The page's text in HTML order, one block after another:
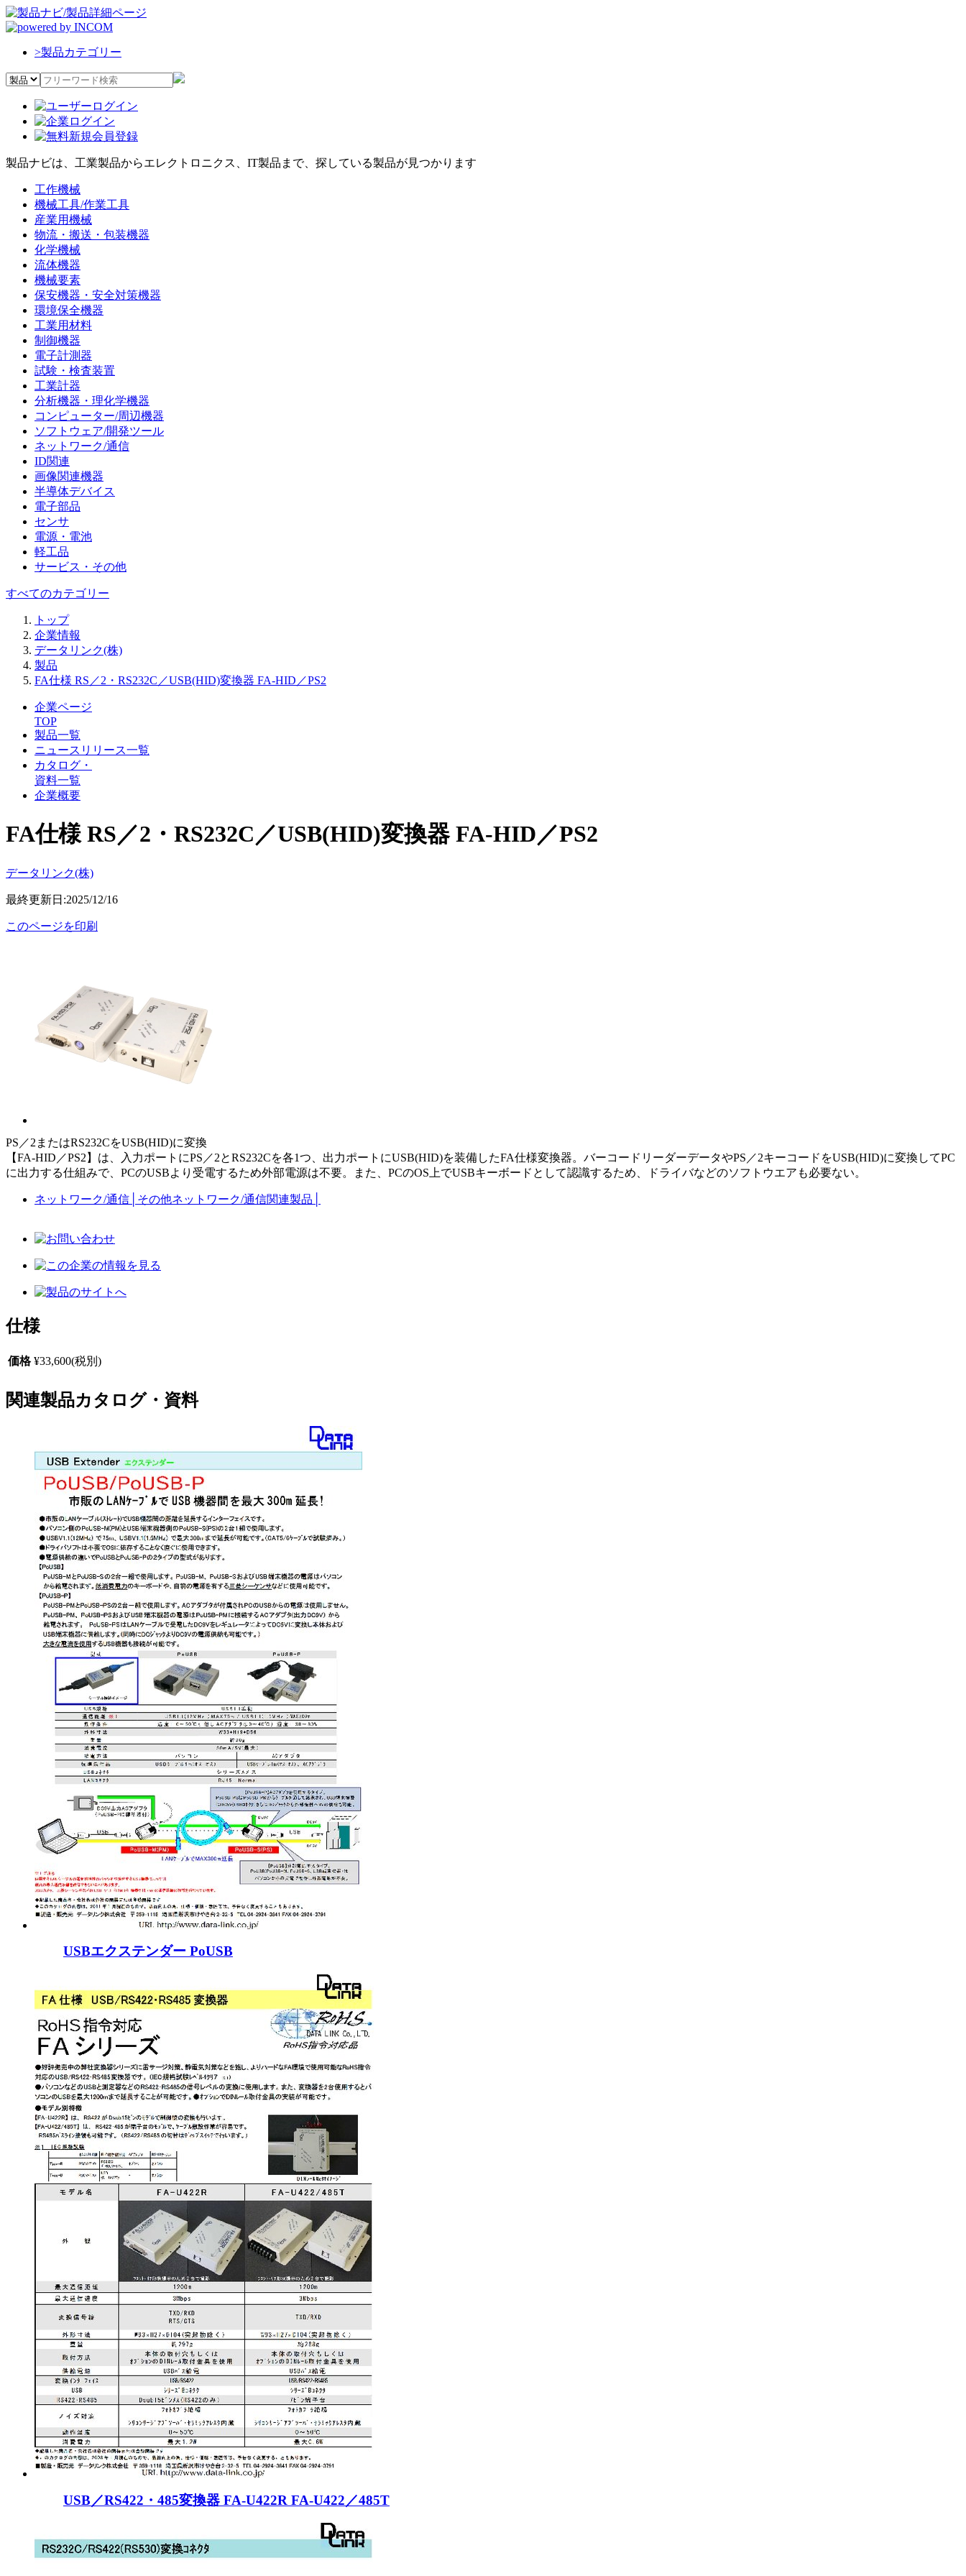
>製品カテゴリー
製品ナビは、工業製品からエレクトロニクス、IT製品まで、探している製品が見つかります
工作機械
機械工具/作業工具
産業用機械
物流・搬送・包装機器
化学機械
流体機器
機械要素
保安機器・安全対策機器
環境保全機器
工業用材料
制御機器
電子計測器
試験・検査装置
工業計器
分析機器・理化学機器
コンピューター/周辺機器
ソフトウェア/開発ツール
ネットワーク/通信
ID関連
画像関連機器
半導体デバイス
電子部品
センサ
電源・電池
軽工品
サービス・その他
すべてのカテゴリー
トップ
企業情報
データリンク(株)
製品
FA仕様 RS／2・RS232C／USB(HID)変換器 FA-HID／PS2
企業ページ
TOP
製品一覧
ニュースリリース一覧
カタログ・
資料一覧
企業概要
FA仕様 RS／2・RS232C／USB(HID)変換器 FA-HID／PS2
データリンク(株)
最終更新日:2025/12/16
このページを印刷
PS／2またはRS232CをUSB(HID)に変換
【FA-HID／PS2】は、入力ポートにPS／2とRS232Cを各1つ、出力ポートにUSB(HID)を装備したFA仕様変換器。バーコードリーダーデータやPS／2キーコードをUSB(HID)に変換してPC
に出力する仕組みで、PCのUSBより受電するため外部電源は不要。また、PCのOS上でUSBキーボードとして認識するため、ドライバなどのソフトウエアも必要ない。
ネットワーク/通信 その他ネットワーク/通信関連製品
仕様
価格 ¥33,600(税別)
関連製品カタログ・資料
USBエクステンダー PoUSB
USB／RS422・485変換器 FA-U422R FA-U422／485T